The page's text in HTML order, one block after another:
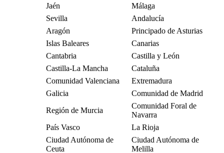
Jaén
Málaga
Sevilla
Andalucía
Aragón
Principado de Asturias
Islas Baleares
Canarias
Cantabria
Castilla y León
Castilla-La Mancha
Cataluña
Comunidad Valenciana
Extremadura
Galicia
Comunidad de Madrid
Región de Murcia
Comunidad Foral de
Navarra
País Vasco
La Rioja
Ciudad Autónoma de
Ceuta
Ciudad Autónoma de
Melilla